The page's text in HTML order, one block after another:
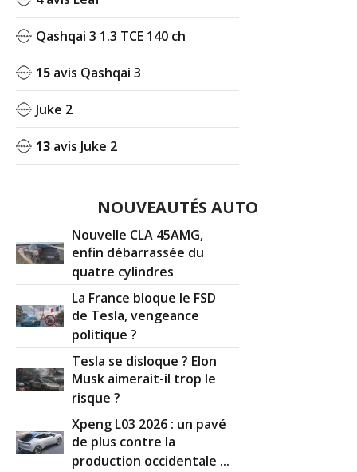
Qashqai 3 1.3 TCE 140 ch
15 avis Qashqai 3
Juke 2
13 avis Juke 2
NOUVEAUTÉS AUTO
Nouvelle CLA 45AMG,
enfin débarrassée du
quatre cylindres
La France bloque le FSD
de Tesla, vengeance
politique ?
Tesla se disloque ? Elon
Musk aimerait-il trop le
risque ?
Xpeng L03 2026 : un pavé
de plus contre la
production occidentale ...